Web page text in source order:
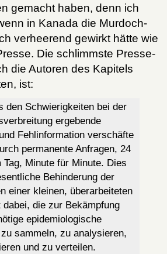
gemacht haben, denn ich
in Kanada die Murdoch-
verheerend gewirkt hätte wie
Die schlimmste Presse-
die Autoren des Kapitels
ist:
den Schwierigkeiten bei der
ergebende
Fehlinformation verschäfte
permanente Anfragen, 24
Tag, Minute für Minute. Dies
Behinderung der
einer kleinen, überarbeiteten
dabei, die zur Bekämpfung
epidemiologische
sammeln, zu analysieren,
und zu verteilen.